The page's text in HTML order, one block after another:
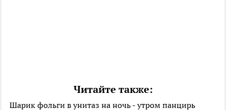
Читайте также:
Шарик фольги в унитаз на ночь - утром панцирь